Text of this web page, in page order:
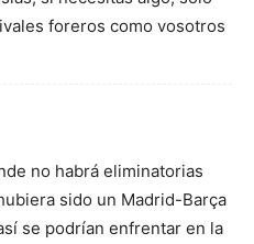
foreros como vosotros
no habrá eliminatorias
sido un Madrid-Barça
se podrían enfrentar en la